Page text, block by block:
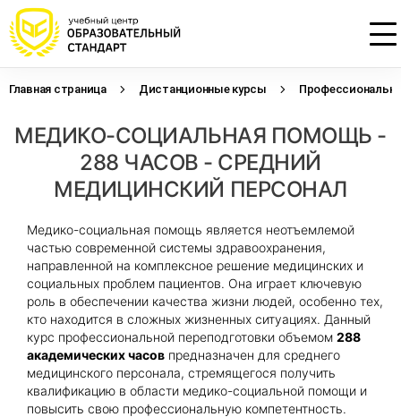
Главная страница Дистанционные курсы
МЕДИКО-СОЦИАЛЬНАЯ ПОМОЩЬ -
288 ЧАСОВ - СРЕДНИЙ
МЕДИЦИНСКИЙ ПЕРСОНАЛ
Медико-социальная помощь является неотъемлемой
частью современной системы здравоохранения,
направленной на комплексное решение медицинских и
социальных проблем пациентов. Она играет ключевую
роль в обеспечении качества жизни людей, особенно тех,
кто находится в сложных жизненных ситуациях. Данный
курс профессиональной переподготовки объемом 288
академических часов предназначен для среднего
медицинского персонала, стремящегося получить
квалификацию в области медико-социальной помощи и
повысить свою профессиональную компетентность.
Оставьте свои данные, наши специалисты
свяжутся с Вами
Оставьте свои данные, наши специалисты
свяжутся с Вами
начислением баллов 14 ЗЕТ
Оставьте свои данные, наши специалисты
проконсультируют Вас